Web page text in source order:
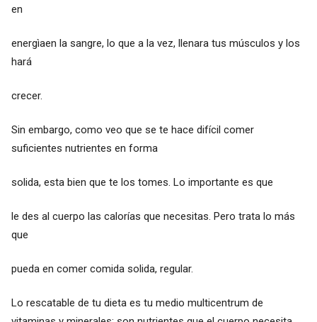
en
energìaen la sangre, lo que a la vez, llenara tus músculos y los
hará
crecer.
Sin embargo, como veo que se te hace difícil comer
suficientes nutrientes en forma
solida, esta bien que te los tomes. Lo importante es que
le des al cuerpo las calorías que necesitas. Pero trata lo más
que
pueda en comer comida solida, regular.
Lo rescatable de tu dieta es tu medio multicentrum de